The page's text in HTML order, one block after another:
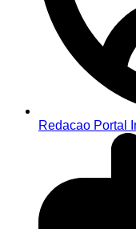
Redacao Portal